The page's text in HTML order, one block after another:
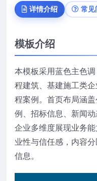
详情介绍 常见
模板介绍
本模板采用蓝色主色
程建筑、基建施工类
程案例。首页布局涵
例、招标信息、新闻
企业多维度展现业务
业性与信任感，内容
信息。